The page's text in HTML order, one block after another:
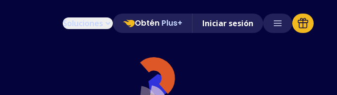
Soluciones Obtén Plus+ Iniciar sesión